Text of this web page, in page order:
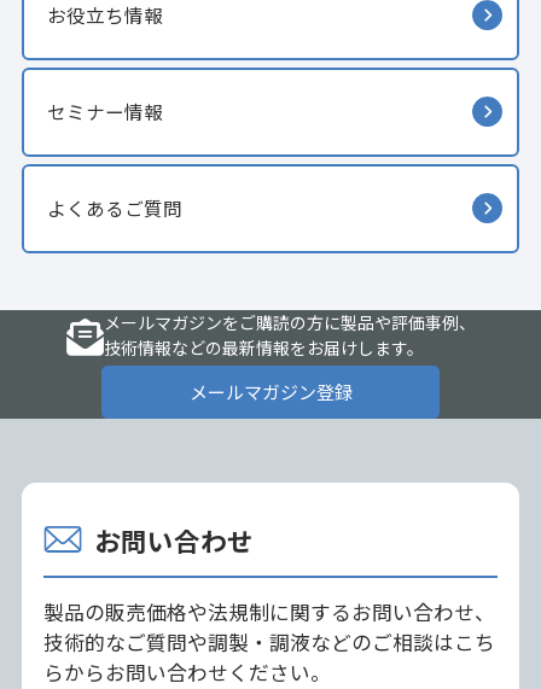
お役立ち情報
セミナー情報
よくあるご質問
メールマガジンをご購読の方に製品や評価事例、
技術情報などの最新情報をお届けします。
メールマガジン登録
お問い合わせ
製品の販売価格や法規制に関するお問い合わせ、
技術的なご質問や調製・調液などのご相談はこち
らからお問い合わせください。